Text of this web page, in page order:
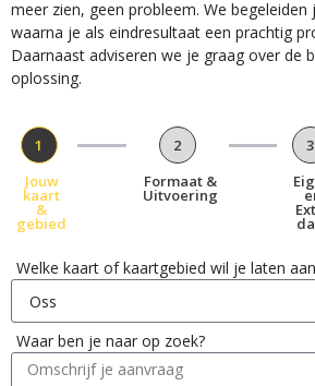
meer zien, geen probleem. We
waarna je als eindresultaat een prachtig
Daarnaast adviseren we je graag over de
oplossing.
1
Jouw
kaart
&
gebied
2
Formaat &
Uitvoering
3
Welke kaart of kaartgebied wil je laten
Waar ben je naar op zoek?